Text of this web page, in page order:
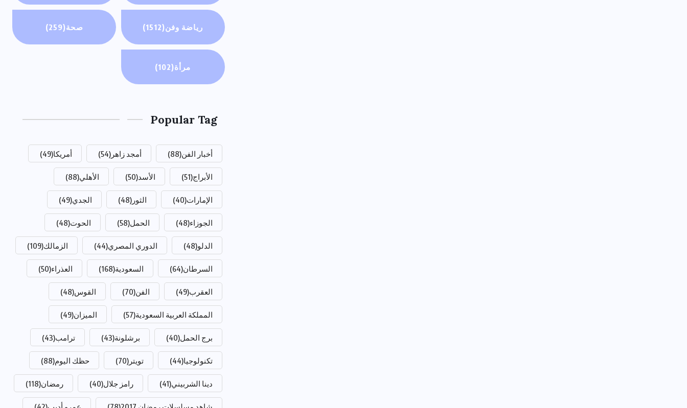
رياضة وفن(1512) صحة(259)
مرأة(102)
Popular Tag
أخبار الفن(88) أمجد زاهر (54) أمريكا(49)
الأبراج(51) الأسد(50) الأهلي(88)
الإمارات(40) الثور (48) الجدي(49)
الجوزاء(48) الحمل(58) الحوت(48)
الدلو(48) الدوري المصري(44) الزمالك(109)
السرطان(64) السعودية(168) العذراء(50)
العقرب(49) الفن(70) القوس(48)
المملكة العربية السعودية(57) الميزان(49)
برج الحمل(40) برشلونة(43) ترامب(43)
تكنولوجيا(44) تويتر (70) حظك اليوم(88)
دينا الشربيني(41) رامز جلال(40) رمضان(118)